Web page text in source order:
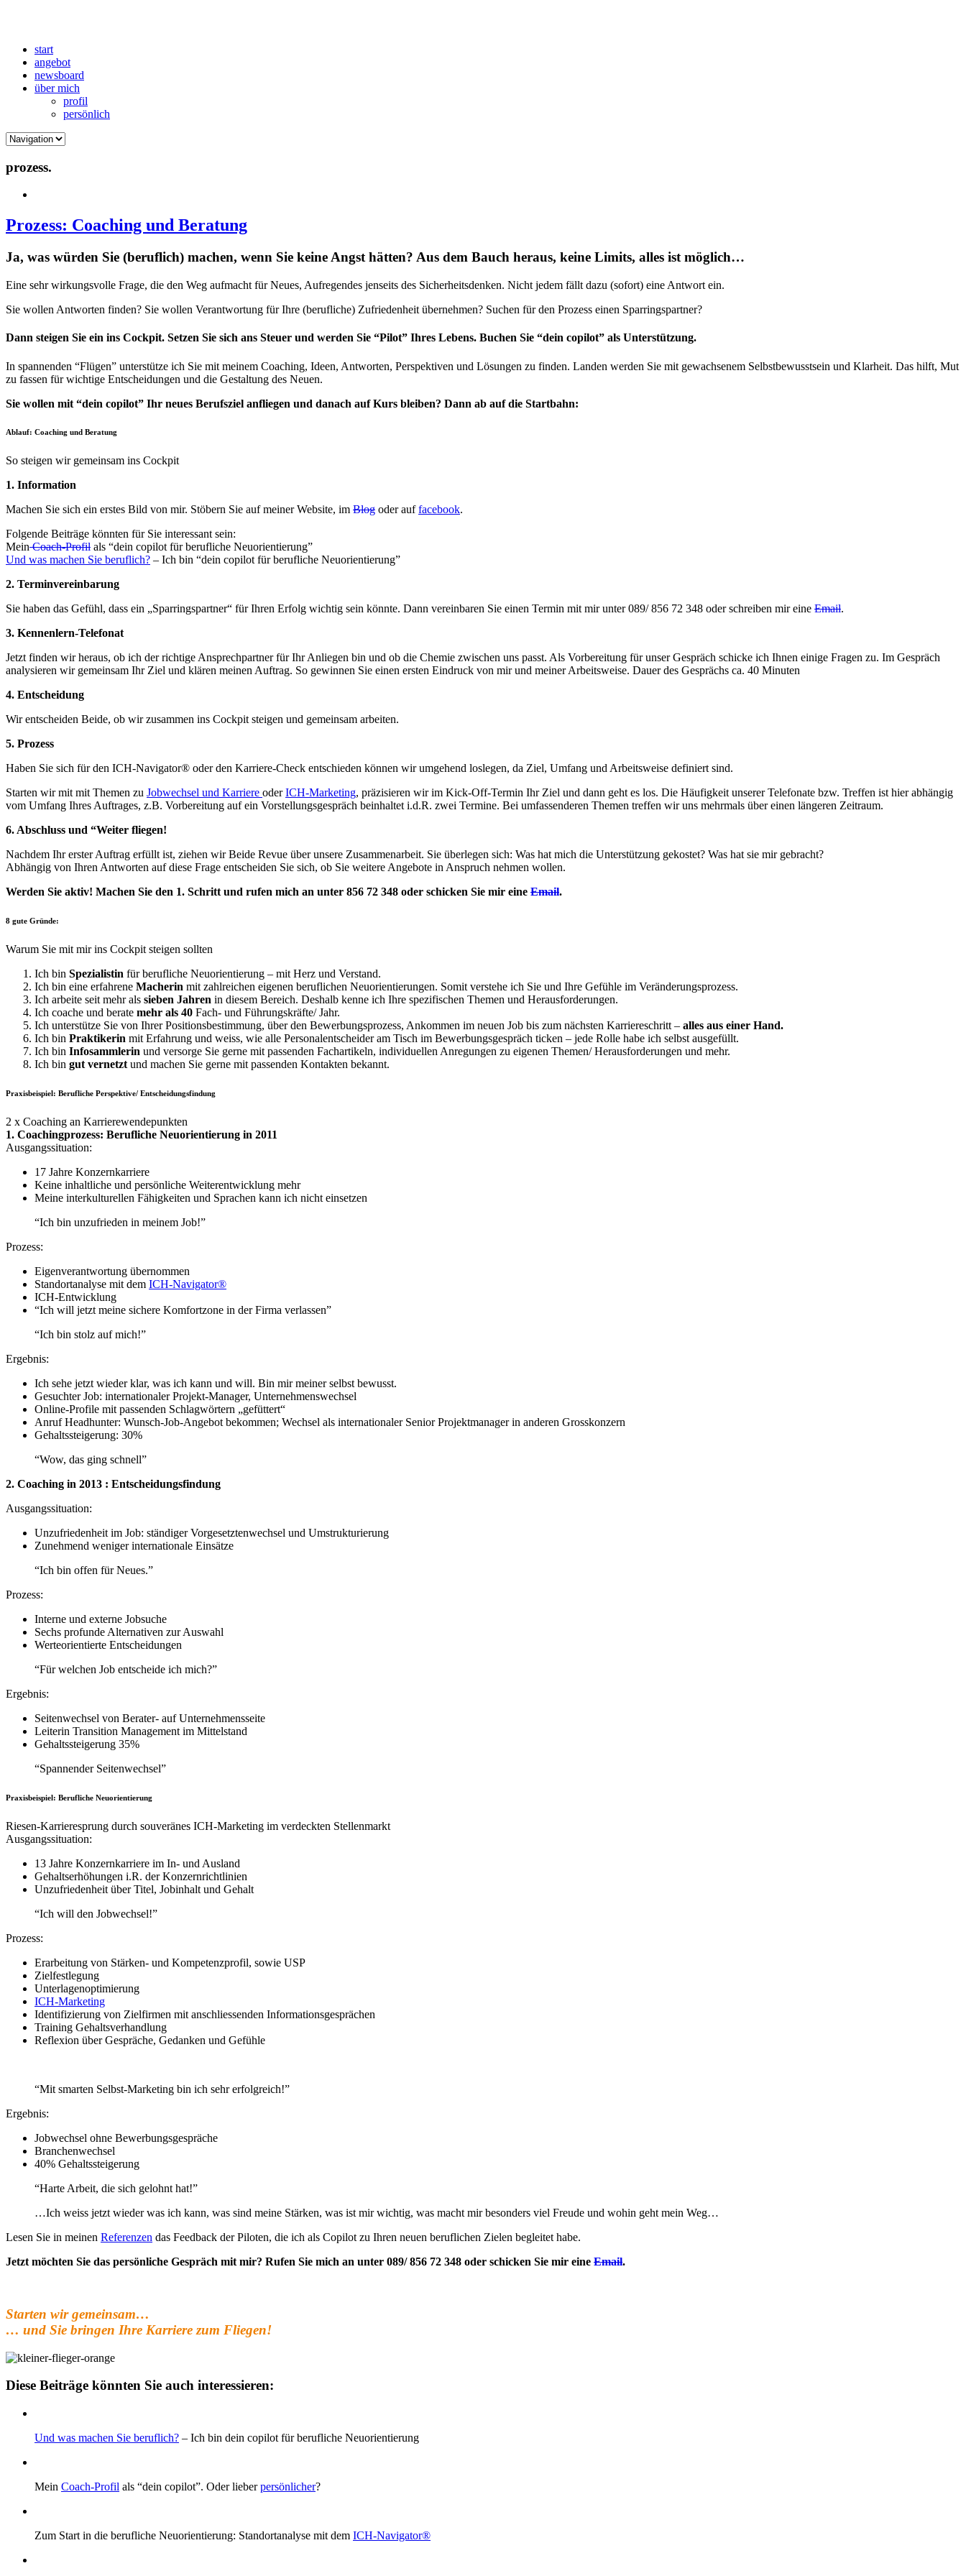
start
angebot
newsboard
über mich
profil
persönlich
prozess.
Prozess: Coaching und Beratung
Ja, was würden Sie (beruflich) machen, wenn Sie keine Angst hätten? Aus dem Bauch heraus, keine Limits, alles ist möglich…
Eine sehr wirkungsvolle Frage, die den Weg aufmacht für Neues, Aufregendes jenseits des Sicherheitsdenken. Nicht jedem fällt dazu (sofort) eine Antwort ein.
Sie wollen Antworten finden? Sie wollen Verantwortung für Ihre (berufliche) Zufriedenheit übernehmen? Suchen für den Prozess einen Sparringspartner?
Dann steigen Sie ein ins Cockpit. Setzen Sie sich ans Steuer und werden Sie “Pilot” Ihres Lebens. Buchen Sie “dein copilot” als Unterstützung.
In spannenden “Flügen” unterstütze ich Sie mit meinem Coaching, Ideen, Antworten, Perspektiven und Lösungen zu finden. Landen werden Sie mit gewachsenem Selbstbewusstsein und Klarheit. Das hilft, Mut
zu fassen für wichtige Entscheidungen und die Gestaltung des Neuen.
Sie wollen mit “dein copilot” Ihr neues Berufsziel anfliegen und danach auf Kurs bleiben? Dann ab auf die Startbahn:
Ablauf: Coaching und Beratung
So steigen wir gemeinsam ins Cockpit
1. Information
Machen Sie sich ein erstes Bild von mir. Stöbern Sie auf meiner Website, im Blog oder auffacebook.
Folgende Beiträge könnten für Sie interessant sein:
MeinCoach-Profil als “dein copilot für berufliche Neuorientierung”
Und was machen Sie beruflich? – Ich bin “dein copilot für berufliche Neuorientierung”
2. Terminvereinbarung
Sie haben das Gefühl, dass ein „Sparringspartner“ für Ihren Erfolg wichtig sein könnte. Dann vereinbaren Sie einen Termin mit mir unter 089/ 856 72 348 oder schreiben mir eine Email.
3. Kennenlern-Telefonat
Jetzt finden wir heraus, ob ich der richtige Ansprechpartner für Ihr Anliegen bin und ob die Chemie zwischen uns passt. Als Vorbereitung für unser Gespräch schicke ich Ihnen einige Fragen zu. Im Gespräch
analysieren wir gemeinsam Ihr Ziel und klären meinen Auftrag. So gewinnen Sie einen ersten Eindruck von mir und meiner Arbeitsweise. Dauer des Gesprächs ca. 40 Minuten
4. Entscheidung
Wir entscheiden Beide, ob wir zusammen ins Cockpit steigen und gemeinsam arbeiten.
5. Prozess
Haben Sie sich für den ICH-Navigator® oder den Karriere-Check entschieden können wir umgehend loslegen, da Ziel, Umfang und Arbeitsweise definiert sind.
Starten wir mit mit Themen zu Jobwechsel und Karriere oderICH-Marketing, präzisieren wir im Kick-Off-Termin Ihr Ziel und dann geht es los. Die Häufigkeit unserer Telefonate bzw. Treffen ist hier abhängig
vom Umfang Ihres Auftrages, z.B. Vorbereitung auf ein Vorstellungsgespräch beinhaltet i.d.R. zwei Termine. Bei umfassenderen Themen treffen wir uns mehrmals über einen längeren Zeitraum.
6. Abschluss und “Weiter fliegen!
Nachdem Ihr erster Auftrag erfüllt ist, ziehen wir Beide Revue über unsere Zusammenarbeit. Sie überlegen sich: Was hat mich die Unterstützung gekostet? Was hat sie mir gebracht?
Abhängig von Ihren Antworten auf diese Frage entscheiden Sie sich, ob Sie weitere Angebote in Anspruch nehmen wollen.
Werden Sie aktiv! Machen Sie den 1. Schritt und rufen mich an unter 856 72 348 oder schicken Sie mir eine Email.
8 gute Gründe:
Warum Sie mit mir ins Cockpit steigen sollten
Ich bin Spezialistin für berufliche Neuorientierung – mit Herz und Verstand.
Ich bin eine erfahrene Macherin mit zahlreichen eigenen beruflichen Neuorientierungen. Somit verstehe ich Sie und Ihre Gefühle im Veränderungsprozess.
Ich arbeite seit mehr als sieben Jahren in diesem Bereich. Deshalb kenne ich Ihre spezifischen Themen und Herausforderungen.
Ich coache und berate mehr als 40 Fach- und Führungskräfte/ Jahr.
Ich unterstütze Sie von Ihrer Positionsbestimmung, über den Bewerbungsprozess, Ankommen im neuen Job bis zum nächsten Karriereschritt – alles aus einer Hand.
Ich bin Praktikerin mit Erfahrung und weiss, wie alle Personalentscheider am Tisch im Bewerbungsgespräch ticken – jede Rolle habe ich selbst ausgefüllt.
Ich bin Infosammlerin und versorge Sie gerne mit passenden Fachartikeln, individuellen Anregungen zu eigenen Themen/ Herausforderungen und mehr.
Ich bin gut vernetzt und machen Sie gerne mit passenden Kontakten bekannt.
Praxisbeispiel: Berufliche Perspektive/ Entscheidungsfindung
2 x Coaching an Karrierewendepunkten
1. Coachingprozess: Berufliche Neuorientierung in 2011
Ausgangssituation:
17 Jahre Konzernkarriere
Keine inhaltliche und persönliche Weiterentwicklung mehr
Meine interkulturellen Fähigkeiten und Sprachen kann ich nicht einsetzen
“Ich bin unzufrieden in meinem Job!”
Prozess:
Eigenverantwortung übernommen
Standortanalyse mit dem ICH-Navigator®
ICH-Entwicklung
“Ich will jetzt meine sichere Komfortzone in der Firma verlassen”
“Ich bin stolz auf mich!”
Ergebnis:
Ich sehe jetzt wieder klar, was ich kann und will. Bin mir meiner selbst bewusst.
Gesuchter Job: internationaler Projekt-Manager, Unternehmenswechsel
Online-Profile mit passenden Schlagwörtern „gefüttert“
Anruf Headhunter: Wunsch-Job-Angebot bekommen; Wechsel als internationaler Senior Projektmanager in anderen Grosskonzern
Gehaltssteigerung: 30%
“Wow, das ging schnell”
2. Coaching in 2013 : Entscheidungsfindung
Ausgangssituation:
Unzufriedenheit im Job: ständiger Vorgesetztenwechsel und Umstrukturierung
Zunehmend weniger internationale Einsätze
“Ich bin offen für Neues.”
Prozess:
Interne und externe Jobsuche
Sechs profunde Alternativen zur Auswahl
Werteorientierte Entscheidungen
“Für welchen Job entscheide ich mich?”
Ergebnis:
Seitenwechsel von Berater- auf Unternehmensseite
Leiterin Transition Management im Mittelstand
Gehaltssteigerung 35%
“Spannender Seitenwechsel”
Praxisbeispiel: Berufliche Neuorientierung
Riesen-Karrieresprung durch souveränes ICH-Marketing im verdeckten Stellenmarkt
Ausgangssituation:
13 Jahre Konzernkarriere im In- und Ausland
Gehaltserhöhungen i.R. der Konzernrichtlinien
Unzufriedenheit über Titel, Jobinhalt und Gehalt
“Ich will den Jobwechsel!”
Prozess:
Erarbeitung von Stärken- und Kompetenzprofil, sowie USP
Zielfestlegung
Unterlagenoptimierung
ICH-Marketing
Identifizierung von Zielfirmen mit anschliessenden Informationsgesprächen
Training Gehaltsverhandlung
Reflexion über Gespräche, Gedanken und Gefühle
“Mit smarten Selbst-Marketing bin ich sehr erfolgreich!”
Ergebnis:
Jobwechsel ohne Bewerbungsgespräche
Branchenwechsel
40% Gehaltssteigerung
“Harte Arbeit, die sich gelohnt hat!”
…Ich weiss jetzt wieder was ich kann, was sind meine Stärken, was ist mir wichtig, was macht mir besonders viel Freude und wohin geht mein Weg…
Lesen Sie in meinen Referenzen das Feedback der Piloten, die ich als Copilot zu Ihren neuen beruflichen Zielen begleitet habe.
Jetzt möchten Sie das persönliche Gespräch mit mir? Rufen Sie mich an unter 089/ 856 72 348 oder schicken Sie mir eine Email.
Starten wir gemeinsam…
… und Sie bringen Ihre Karriere zum Fliegen!
Diese Beiträge könnten Sie auch interessieren:
Und was machen Sie beruflich? – Ich bin dein copilot für berufliche Neuorientierung
Mein Coach-Profil als “dein copilot”. Oder lieberpersönlicher?
Zum Start in die berufliche Neuorientierung: Standortanalyse mit dem ICH-Navigator®